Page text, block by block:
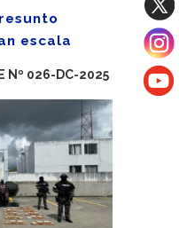
escala
Nº 026-DC-2025